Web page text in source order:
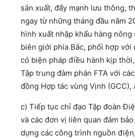
sản xuất, đẩy mạnh lưu thông,
ngay từ những tháng đầu năm
hình xuất nhập khẩu hàng nông
biên giới phía Bắc, phối hợp với
có biện pháp điều hành kịp
Tập trung đàm phán FTA với
đồng Hợp tác vùng Vịnh
c) Tiếp tục chỉ đạo Tập đoàn
và các đơn vị liên quan đảm
dựng các công trình nguồn